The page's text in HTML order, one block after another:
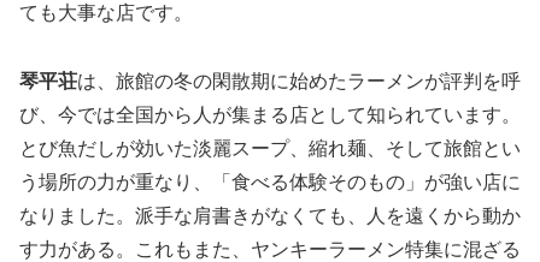
ても大事な店です。
琴平荘は、旅館の冬の閑散期に始めたラーメンが評判を呼
び、今では全国から人が集まる店として知られています。
とび魚だしが効いた淡麗スープ、縮れ麺、そして旅館とい
う場所の力が重なり、「食べる体験そのもの」が強い店に
なりました。派手な肩書きがなくても、人を遠くから動か
す力がある。これもまた、ヤンキーラーメン特集に混ざる